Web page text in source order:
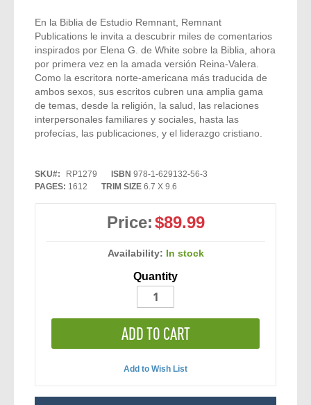
En la Biblia de Estudio Remnant, Remnant
Publications le invita a descubrir miles de comentarios
inspirados por Elena G. de White sobre la Biblia, ahora
por primera vez en la amada versión Reina-Valera.
Como la escritora norte-americana más traducida de
ambos sexos, sus escritos cubren una amplia gama
de temas, desde la religión, la salud, las relaciones
interpersonales familiares y sociales, hasta las
profecías, las publicaciones, y el liderazgo cristiano.
SKU RP1279 ISBN 978-1-629132-56-3
PAGES: 1612 TRIM SIZE 6.7 X 9.6
Price:$89.99
Availability: In stock
Quantity
ADD TO CART
Add to Wish List